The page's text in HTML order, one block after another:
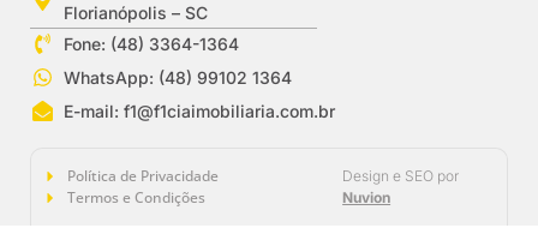
Florianópolis – SC
Fone: (48) 3364-1364
WhatsApp: (48) 99102 1364
E-mail:f1@f1ciaimobiliaria.com.br
Política de Privacidade
Termos e Condições
Design e SEO por
Nuvion